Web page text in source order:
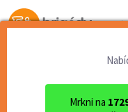
Od první
Mrkni na
Olomoucký
Hanušovice